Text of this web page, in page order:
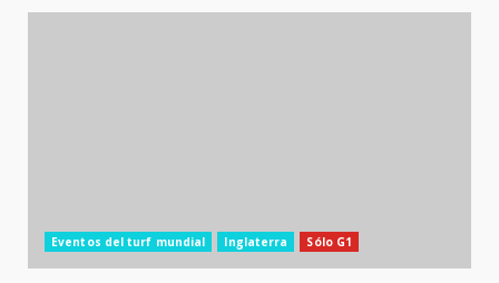
Eventos del turf mundial Inglaterra Sólo G1